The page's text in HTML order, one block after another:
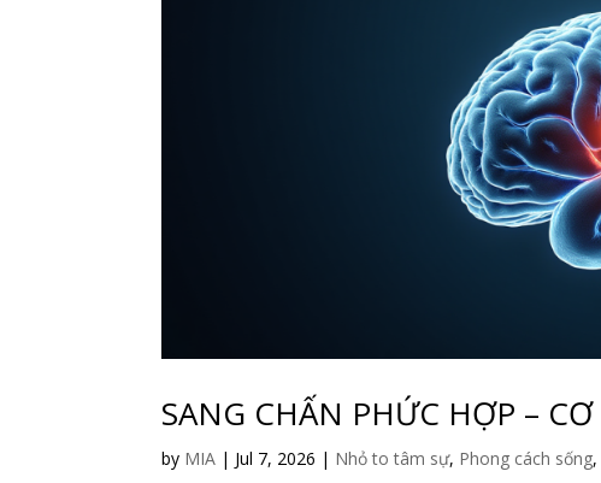
SANG CHẤN PHỨC HỢP –
by MIA | Jul 7, 2026 | Nhỏ to tâm sự, Phong cách sống,